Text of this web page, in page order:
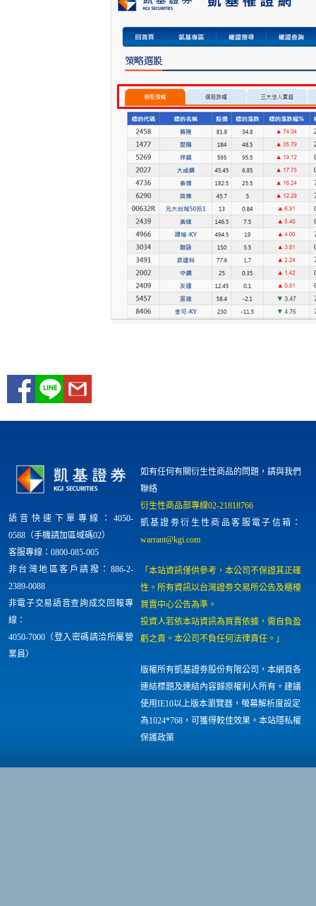
語音快速下單專線：4050-
0588（手機請加區域碼02）
客服專線：0800-085-005
非台灣地區客戶請撥：886-2-
2389-0088
非電子交易語音查詢成交回報專
線：
4050-7000（登入密碼請洽所屬營
業員）
如有任何有關衍生性商品的問題，請與我們
聯絡
衍生性商品部專線02-21818766
凱基證劵衍生性商品客服電子信箱：
warrant@kgi.com
「本站資訊僅供參考，本公司不保證其正確
性。所有資訊以台灣證劵交易所公告及櫃檯
買賣中心公告為準。
投資人若依本站資訊為買賣依據，需自負盈
虧之責。本公司不負任何法律責任。」
版權所有凱基證劵股份有限公司，本網頁各
連結標題及連結內容歸原權利人所有。建議
使用IE10以上版本瀏覽器，螢幕解析度設定
為1024*768，可獲得較佳效果。本站隱私權
保護政策